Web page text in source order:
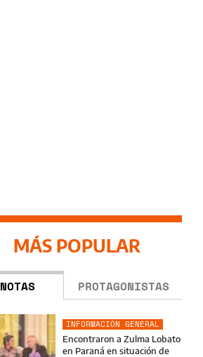
MÁS POPULAR
NOTAS PROTAGONISTAS
INFORMACIÓN GENERAL
Encontraron a Zulma Lobato
en Paraná en situación de